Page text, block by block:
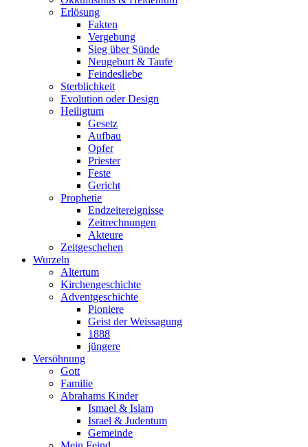
Erlösung
Fakten
Vergebung
Sieg über Sünde
Neugeburt & Taufe
Feindesliebe
Sterblichkeit
Evolution oder Design
Heiligtum
Gesetz
Aufbau
Opfer
Priester
Feste
Gericht
Prophetie
Endzeitereignisse
Zeitrechnungen
Akteure
Zeitgeschehen
Wurzeln
Altertum
Kirchengeschichte
Adventgeschichte
Pioniere
Geist der Weissagung
1888
jüngere
Versöhnung
Gott
Familie
Abrahams Kinder
Ismael & Islam
Israel & Judentum
Gemeinde